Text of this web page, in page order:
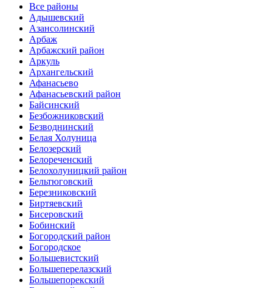
Все районы
Адышевский
Азансолинский
Арбаж
Арбажский район
Аркуль
Архангельский
Афанасьево
Афанасьевский район
Байсинский
Безбожниковский
Безводнинский
Белая Холуница
Белозерский
Белореченский
Белохолуницкий район
Бельтюговский
Березниковский
Биртяевский
Бисеровский
Бобинский
Богородский район
Богородское
Большевистский
Большеперелазский
Большепорекский